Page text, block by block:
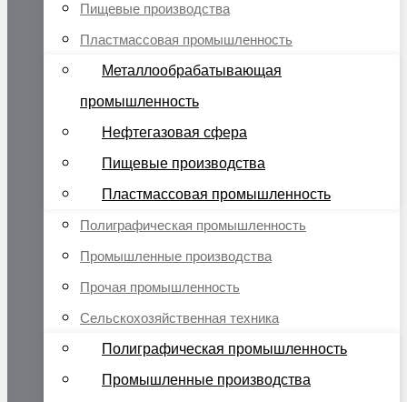
Пищевые производства
Пластмассовая промышленность
Металлообрабатывающая
промышленность
Нефтегазовая сфера
Пищевые производства
Пластмассовая промышленность
Полиграфическая промышленность
Промышленные производства
Прочая промышленность
Сельскохозяйственная техника
Полиграфическая промышленность
Промышленные производства